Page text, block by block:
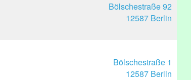
Bölschestraße 92
12587 Berlin
Bölschestraße 1
12587 Berlin